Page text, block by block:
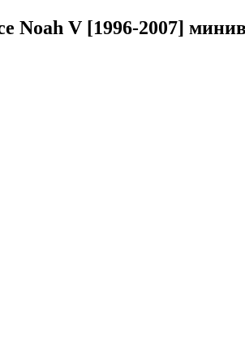
Noah V [1996-2007]